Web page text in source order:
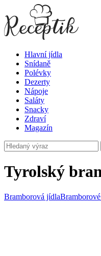
Hlavní jídla
Snídaně
Polévky
Dezerty
Nápoje
Saláty
Snacky
Zdraví
Magazín
Tyrolský
Bramborová jídla